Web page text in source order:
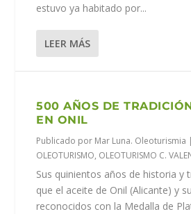
estuvo ya habitado por...
LEER MÁS
500 AÑOS DE
EN ONIL
Publicado por Mar Luna. Oleoturismia |
OLEOTURISMO, OLEOTURISMO C.
Sus quinientos años de historia y
que el aceite de Onil (Alicante) y
reconocidos con la Medalla de